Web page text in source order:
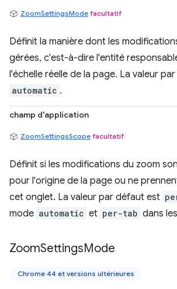
ZoomSettingsMode facultatif
Définit la manière dont les
gérées, c'est-à-dire l'entité
l'échelle réelle de la page. La valeur
automatic .
champ d'application
ZoomSettingsScope facultatif
Définit si les modifications du zoom
pour l'origine de la page ou ne
cet onglet. La valeur par défaut est
mode automatic et per-tab dans
ZoomSettingsMode
Chrome 44 et versions ultérieures